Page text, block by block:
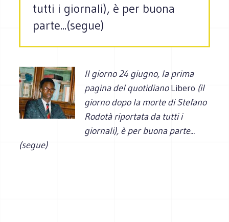
tutti i giornali), è per buona
parte...(segue)
Il giorno 24 giugno, la prima
pagina del quotidianoLibero (il
giorno dopo la morte di Stefano
Rodotà riportata da tutti i
giornali), è per buona parte...
(segue)